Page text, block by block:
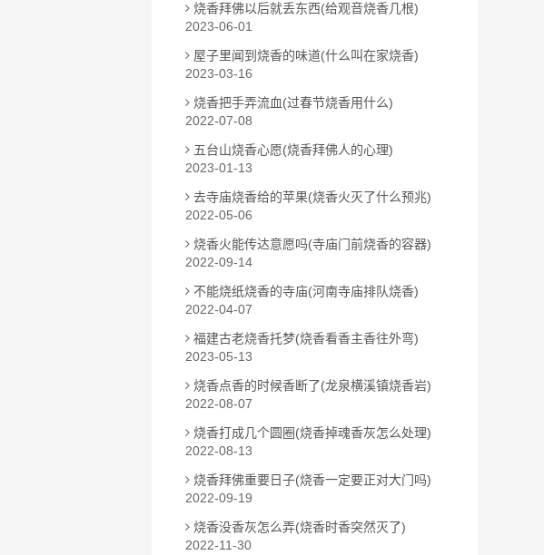
烧香拜佛以后就丢东西(给观音烧香几根)
2023-06-01
屋子里闻到烧香的味道(什么叫在家烧香)
2023-03-16
烧香把手弄流血(过春节烧香用什么)
2022-07-08
五台山烧香心愿(烧香拜佛人的心理)
2023-01-13
去寺庙烧香给的苹果(烧香火灭了什么预兆)
2022-05-06
烧香火能传达意愿吗(寺庙门前烧香的容器)
2022-09-14
不能烧纸烧香的寺庙(河南寺庙排队烧香)
2022-04-07
福建古老烧香托梦(烧香看香主香往外弯)
2023-05-13
烧香点香的时候香断了(龙泉横溪镇烧香岩)
2022-08-07
烧香打成几个圆圈(烧香掉魂香灰怎么处理)
2022-08-13
烧香拜佛重要日子(烧香一定要正对大门吗)
2022-09-19
烧香没香灰怎么弄(烧香时香突然灭了)
2022-11-30